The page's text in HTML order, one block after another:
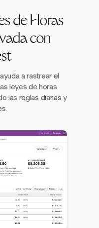
de Horas
con
a rastrear el
leyes de horas
las reglas diarias y